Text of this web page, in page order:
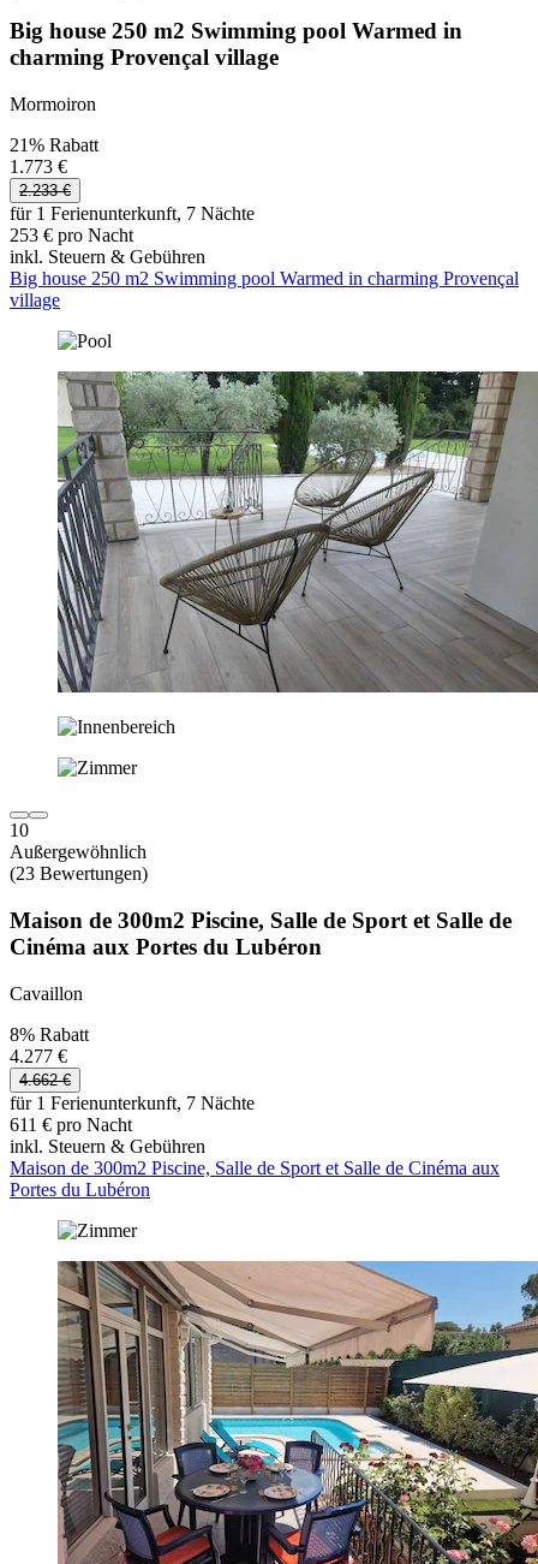
Big house 250 m2 Swimming pool Warmed in
charming Provençal village
Mormoiron
21% Rabatt
1.773 €
2.233 €
für 1 Ferienunterkunft, 7 Nächte
253 € pro Nacht
inkl. Steuern & Gebühren
Big house 250 m2 Swimming pool Warmed in charming Provençal
village
10
Außergewöhnlich
(23 Bewertungen)
Maison de 300m2 Piscine, Salle de Sport et Salle de
Cinéma aux Portes du Lubéron
Cavaillon
8% Rabatt
4.277 €
4.662 €
für 1 Ferienunterkunft, 7 Nächte
611 € pro Nacht
inkl. Steuern & Gebühren
Maison de 300m2 Piscine, Salle de Sport et Salle de Cinéma aux
Portes du Lubéron